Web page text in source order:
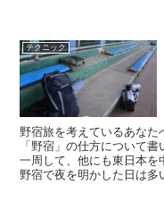
テクニック
野宿旅を考えているあな
「野宿」の仕方について
一周して、他にも東日本
野宿で夜を明かした日は多